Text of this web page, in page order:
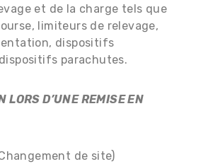
et de la charge tels que
limiteurs de relevage,
dispositifs
parachutes.
LORS D’UNE REMISE EN
de site)